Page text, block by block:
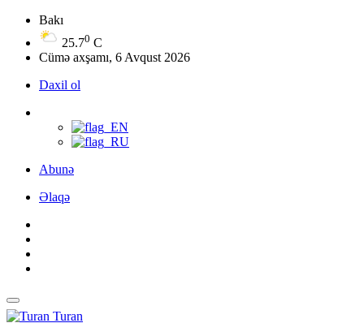
Bakı
25.70 C
Cümə axşamı, 6 Avqust 2026
Daxil ol
Abunə
Əlaqə
Turan